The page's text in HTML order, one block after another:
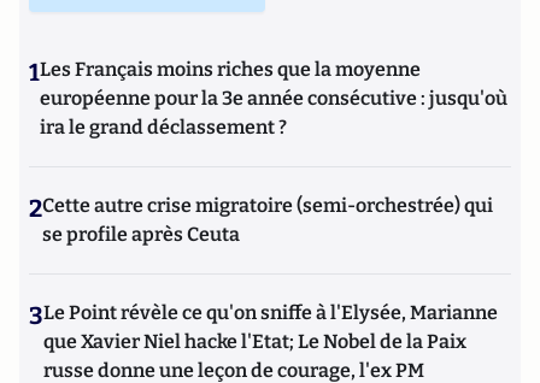
1Les Français moins riches que la moyenne
européenne pour la 3e année consécutive : jusqu'où
ira le grand déclassement ?
2Cette autre crise migratoire (semi-orchestrée) qui
se profile après Ceuta
3Le Point révèle ce qu'on sniffe à l'Elysée, Marianne
que Xavier Niel hacke l'Etat; Le Nobel de la Paix
russe donne une leçon de courage, l'ex PM